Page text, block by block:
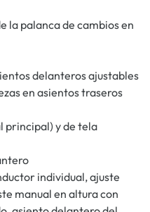
la palanca de cambios en
delanteros ajustables
en asientos traseros
principal) y de tela
individual, ajuste
manual en altura con